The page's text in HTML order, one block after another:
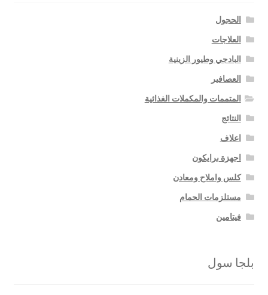
الحجول
العلاجات
البادجي وطيور الزينية
العصافير
المتممات والمكملات الغذائية
النتائج
اعلاف
اجهزة برايكون
كلس واملاح ومعادن
مستلزمات الحمام
فيتامين
بلجا سول